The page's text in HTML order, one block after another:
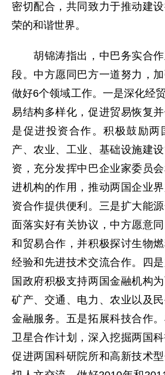
密切配合，共同致力于推动建
荣的和谐世界。
胡锦涛指出，中巴务实合作
段。中方愿同巴方一道努力，
做好6个领域工作。一是深化经
易结构多样化，促进贸易恢复
是促进投资合作。积极鼓励两
产、农业、工业、基础设施建
资，充分发挥中巴企业家委员
进机构的作用，推动两国企业
资合作提供便利。三是扩大能
面落实好有关协议，中方愿意
和贸易合作，并积极探讨生物
经验和先进技术交流合作。四
国政府积极支持两国金融机构为
矿产、交通、电力、农业以及
金融服务。五是拓展科技合作
卫星合作计划，深入挖掘两国
促进两国科研院所和高新技术